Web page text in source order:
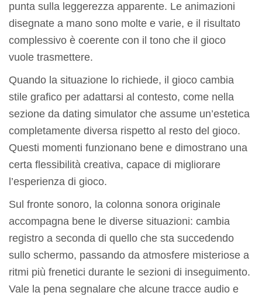
punta sulla leggerezza apparente. Le animazioni
disegnate a mano sono molte e varie, e il risultato
complessivo è coerente con il tono che il gioco
vuole trasmettere.
Quando la situazione lo richiede, il gioco cambia
stile grafico per adattarsi al contesto, come nella
sezione da dating simulator che assume un’estetica
completamente diversa rispetto al resto del gioco.
Questi momenti funzionano bene e dimostrano una
certa flessibilità creativa, capace di migliorare
l’esperienza di gioco.
Sul fronte sonoro, la colonna sonora originale
accompagna bene le diverse situazioni: cambia
registro a seconda di quello che sta succedendo
sullo schermo, passando da atmosfere misteriose a
ritmi più frenetici durante le sezioni di inseguimento.
Vale la pena segnalare che alcune tracce audio e